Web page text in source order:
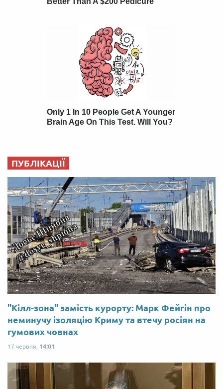
ПУБЛІКАЦІЇ
"Кілл-зона" замість курорту: Марк Фейгін про
неминучу ізоляцію Криму та втечу росіян на
гумових човнах
17 червня, 14:01